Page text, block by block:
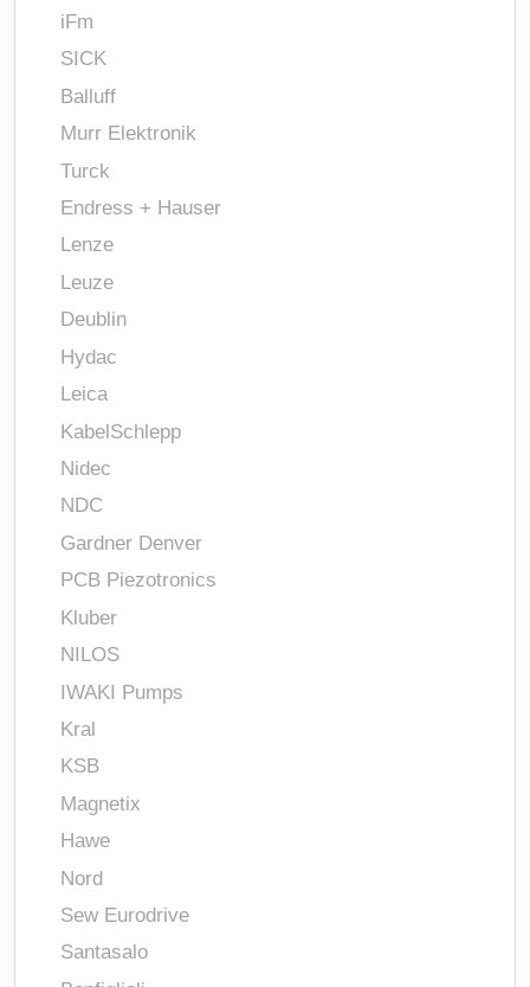
iFm
SICK
Balluff
Murr Elektronik
Turck
Endress + Hauser
Lenze
Leuze
Deublin
Hydac
Leica
KabelSchlepp
Nidec
NDC
Gardner Denver
PCB Piezotronics
Kluber
NILOS
IWAKI Pumps
Kral
KSB
Magnetix
Hawe
Nord
Sew Eurodrive
Santasalo